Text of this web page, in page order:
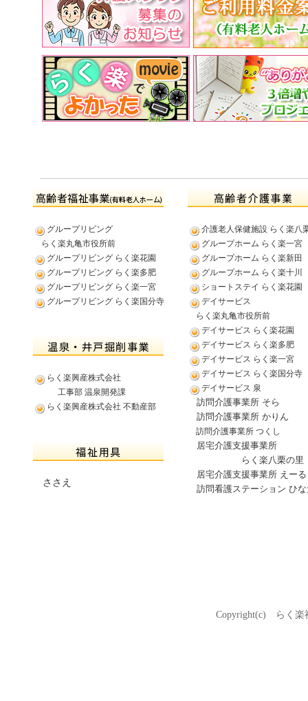
グループリビング
らく楽丸亀市役所前
グループリビング らく楽花園
グループリビング らく楽多肥
グループリビング らく楽一宮
グループリビング らく楽国分寺
らく楽興産株式会社
工事部 温泉開発課
らく楽興産株式会社 不動産部
ささえ
介護老人保健施設 らく楽八
グループホーム らく楽一宮
グループホーム らく楽新田
グループホーム らく楽十川
ショートステイ らく楽花園
デイサービス
らく楽丸亀市役所前
デイサービス らく楽花園
デイサービス らく楽多肥
デイサービス らく楽一宮
デイサービス らく楽国分寺
デイサービス 泉
訪問介護事業所 そら
訪問介護事業所 かりん
訪問介護事業所 つくし
居宅介護支援事業所
らく楽八栗の里
居宅介護支援事業所 えーる
訪問看護ステーション ひな
Copyright(c) らく楽